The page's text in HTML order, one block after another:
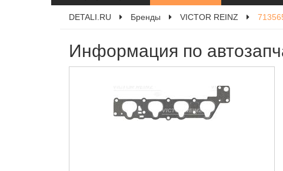
DETALI.RU Бренды VICTOR REINZ
Информация по